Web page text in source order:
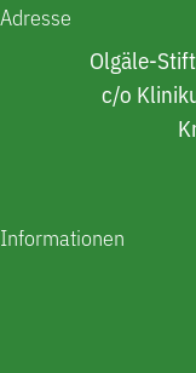
Adresse
Olgäle-
c/o
Informationen